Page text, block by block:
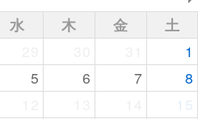
水 木 金
土
1
5 6 7
8
15